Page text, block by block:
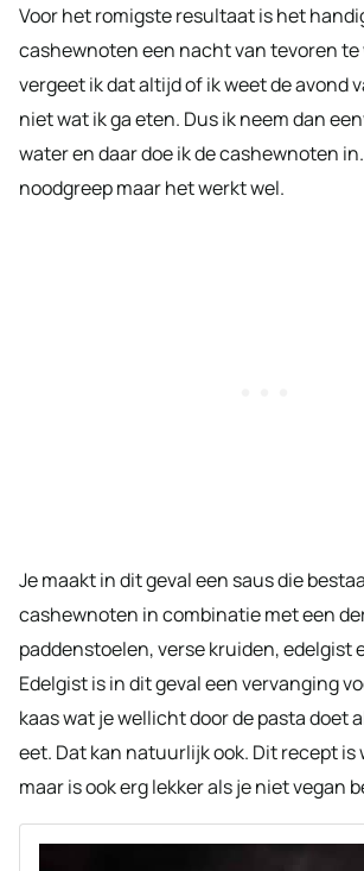
Voor het romigste resultaat is het
cashewnoten een nacht van tevoren te
vergeet ik dat altijd of ik weet de avond
niet wat ik ga eten. Dus ik neem dan
water en daar doe ik de cashewnoten
noodgreep maar het werkt wel.
Je maakt in dit geval een saus die
cashewnoten in combinatie met een
paddenstoelen, verse kruiden, edelgist
Edelgist is in dit geval een vervanging
kaas wat je wellicht door de pasta doet
eet. Dat kan natuurlijk ook. Dit recept is
maar is ook erg lekker als je niet vegan